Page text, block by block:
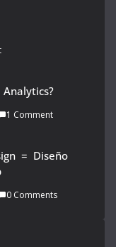
Analytics?
1 Comment
= Diseño
0 Comments